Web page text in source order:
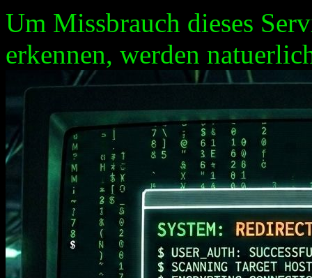
Um Missbrauch dieses
erkennen, werden